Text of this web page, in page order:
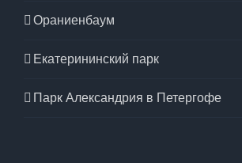
Ораниенбаум
Екатерининский парк
Парк Александрия в Петергофе